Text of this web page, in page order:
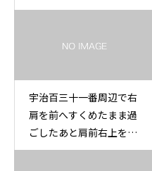
る
宇治百三十一番周辺で右
肩を前へすくめたまま過
ごしたあと肩前右上を休
める出張もみほぐし